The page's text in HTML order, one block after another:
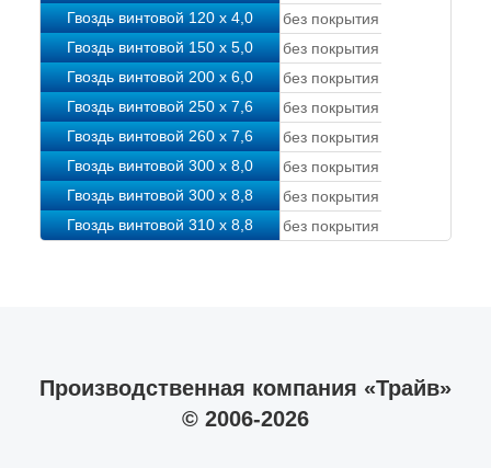
Гвоздь винтовой 120 х 4,0
без покрытия
Гвоздь винтовой 150 х 5,0
без покрытия
Гвоздь винтовой 200 х 6,0
без покрытия
Гвоздь винтовой 250 х 7,6
без покрытия
Гвоздь винтовой 260 х 7,6
без покрытия
Гвоздь винтовой 300 х 8,0
без покрытия
Гвоздь винтовой 300 х 8,8
без покрытия
Гвоздь винтовой 310 х 8,8
без покрытия
Производственная компания «Трайв»
© 2006-2026